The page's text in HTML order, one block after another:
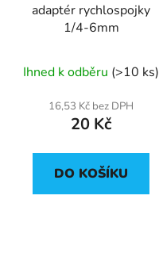
adaptér rychlospojky
1/4-6mm
Ihned k odběru (>10 ks)
16,53 Kč bez DPH
20 Kč
DO KOŠÍKU